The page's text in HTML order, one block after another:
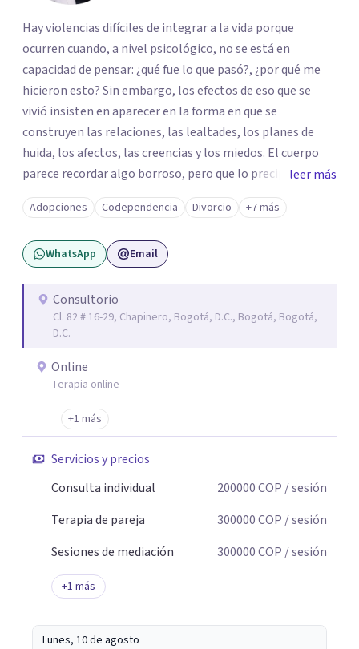
Hay violencias difíciles de integrar a la vida porque
ocurren cuando, a nivel psicológico, no se está en
capacidad de pensar: ¿qué fue lo que pasó?, ¿por qué me
hicieron esto? Sin embargo, los efectos de eso que se
vivió insisten en aparecer en la forma en que se
construyen las relaciones, las lealtades, los planes de
huida, los afectos, las creencias y los miedos. El cuerpo
parece recordar algo borroso, pero que lo precipita a
reaccionar cuando siente una amenaza. Algunas personas
parecen notar que algo pasa y, de vez en cuando, en la
propia persona aparece la pregunta: ¿tendrá que ver esto
con lo que me pasó? De las violencias es difícil hablar con
proteger de esa historia difícil; a veces, por la misma duda
que se tiene sobre lo que pasó; y, a veces, por los silencios
que se impusieron para no hablar. Te propongo una
psicoterapia para ayudar a integrar eso que pasó y para
ayudar a pensar todo lo que generó. Soltar el lazo con el
de quienes estuvieron, de quienes agredieron o de quienes
leer más
Adopciones Codependencia Divorcio +7 más
WhatsApp Email
Consultorio
Cl. 82 # 16-29, Chapinero, Bogotá, D.C., Bogotá, Bogotá,
D.C.
Online
Terapia online
+1 más
Servicios y precios
Consulta individual
200000COP / sesión
Terapia de pareja
300000COP / sesión
Sesiones de mediación
300000COP / sesión
+1 más
Lunes, 10 de agosto